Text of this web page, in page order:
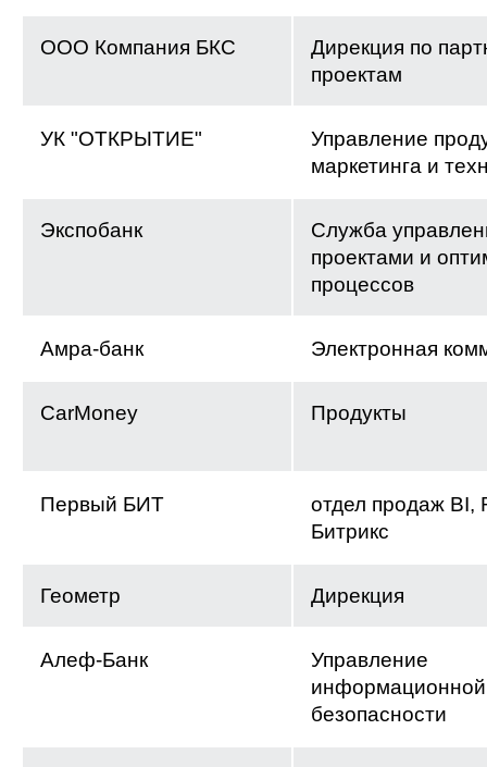
ООО Компания БКС
Дирекция по
проектам
УК "ОТКРЫТИЕ"
Управление
маркетинга и
Экспобанк
Служба
проектами и
процессов
Амра-банк Электронная
CarMoney Продукты
Первый БИТ
отдел продаж BI,
Битрикс
Геометр Дирекция
Алеф-Банк
Управление
информационной
безопасности